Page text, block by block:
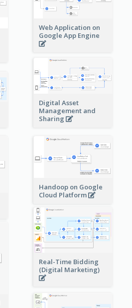
Web Application on
Google App Engine
Digital Asset
Management and
Sharing
Handoop on Google
Cloud Platform
Real-Time Bidding
(Digital Marketing)